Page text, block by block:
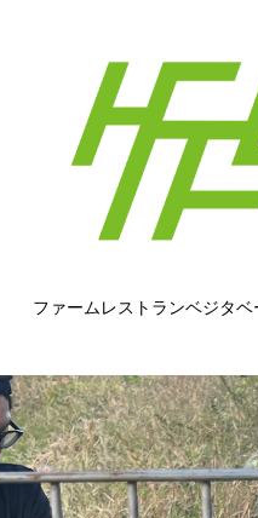
ファームレストランベジタベ